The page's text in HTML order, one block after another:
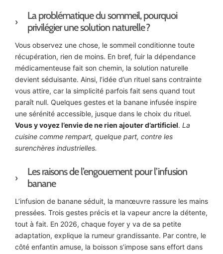
La problématique du sommeil, pourquoi
privilégier une solution naturelle ?
Vous observez une chose, le sommeil conditionne toute
récupération, rien de moins. En bref, fuir la dépendance
médicamenteuse fait son chemin, la solution naturelle
devient séduisante. Ainsi, l’idée d’un rituel sans contrainte
vous attire, car la simplicité parfois fait sens quand tout
paraît null. Quelques gestes et la banane infusée inspire
une sérénité accessible, jusque dans le choix du rituel.
Vous y voyez l’envie de ne rien ajouter d’artificiel. La
cuisine comme rempart, quelque part, contre les
surenchères industrielles.
Les raisons de l’engouement pour l’infusion
banane
L’infusion de banane séduit, la manœuvre rassure les mains
pressées. Trois gestes précis et la vapeur ancre la détente,
tout à fait. En 2026, chaque foyer y va de sa petite
adaptation, explique la rumeur grandissante. Par contre, le
côté enfantin amuse, la boisson s’impose sans effort dans